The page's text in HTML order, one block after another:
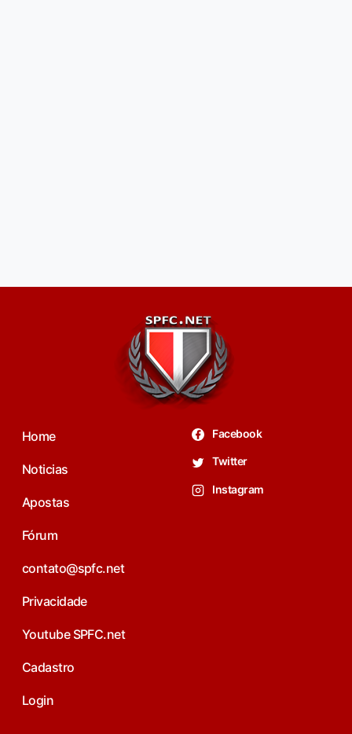
Home
Noticias
Apostas
Fórum
contato@spfc.net
Privacidade
Youtube SPFC.net
Cadastro
Login
Facebook
Twitter
Instagram